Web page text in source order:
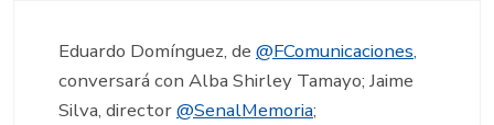
Eduardo Domínguez, de @FComunicaciones,
conversará con Alba Shirley Tamayo; Jaime
Silva, director@SenalMemoria;